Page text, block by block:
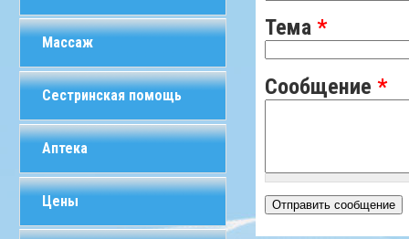
Массаж
Сестринская помощь
Аптека
Цены
Тема *
Сообщение *